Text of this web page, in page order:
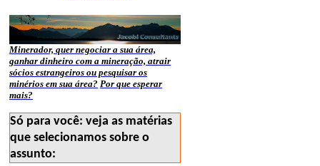
Minerador, quer negociar a sua área,
ganhar dinheiro com a mineração, atrair
sócios estrangeiros ou pesquisar os
minérios em sua área? Por que esperar
mais?
Só para você: veja as matérias
que selecionamos sobre o
assunto: